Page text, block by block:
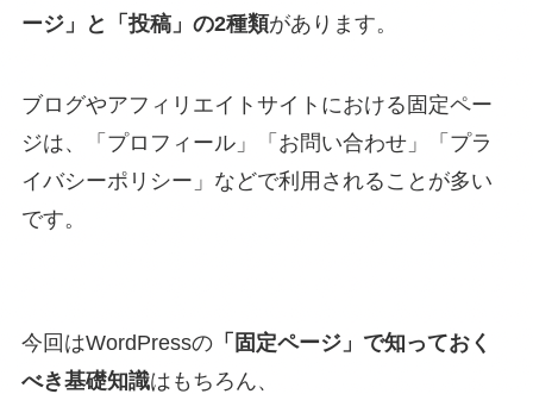
ージ」と「投稿」の2種類があります。
ブログやアフィリエイトサイトにおける固定ペー
ジは、「プロフィール」「お問い合わせ」「プラ
イバシーポリシー」などで利用されることが多い
です。
今回はWordPressの「固定ページ」で知っておく
べき基礎知識はもちろん、